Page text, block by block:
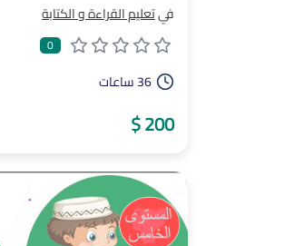
فيتعليم القراءة و الكتابة
0
36 ساعات
200 $